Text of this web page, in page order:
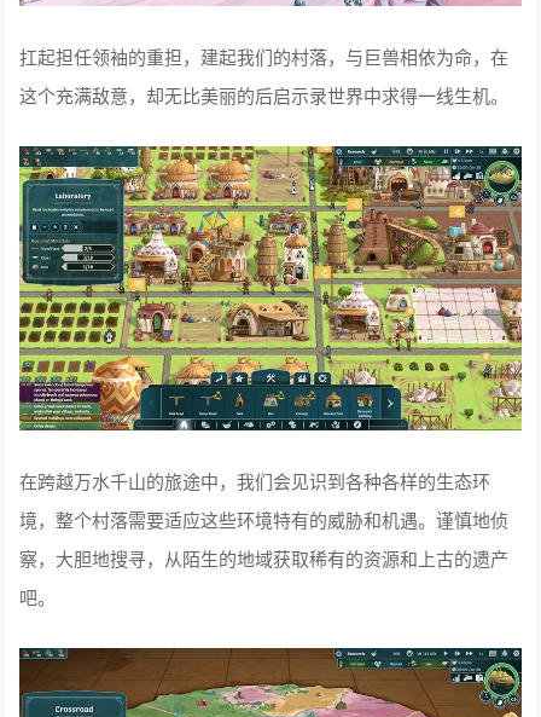
扛起担任领袖的重担，建起我们的村落，与巨兽相依为命，在
这个充满敌意，却无比美丽的后启示录世界中求得一线生机。
在跨越万水千山的旅途中，我们会见识到各种各样的生态环
境，整个村落需要适应这些环境特有的威胁和机遇。谨慎地侦
察，大胆地搜寻，从陌生的地域获取稀有的资源和上古的遗产
吧。